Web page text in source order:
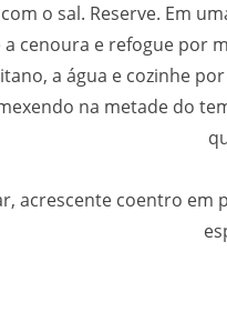
o sal. Reserve. Em
a cenoura e refogue por
a água e cozinhe
na metade do
acrescente coentro em